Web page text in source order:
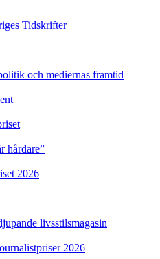
Tidskrifter
och mediernas framtid
hårdare”
2026
livsstilsmagasin
2026